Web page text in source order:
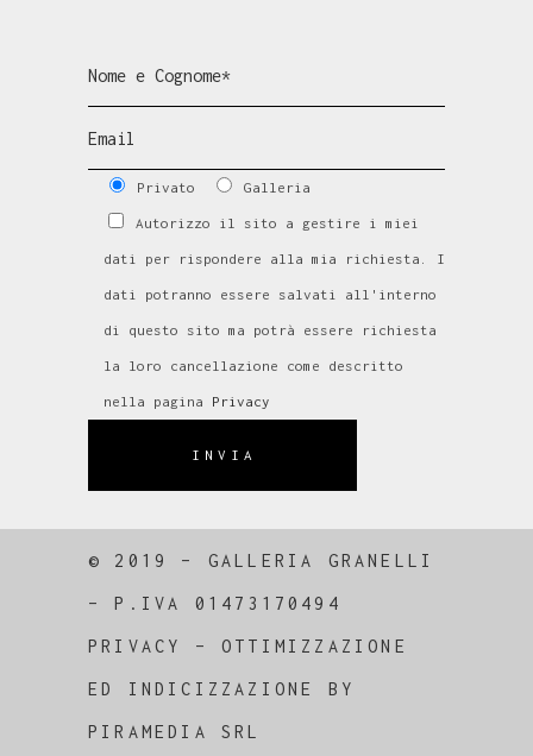
Privato Galleria
Autorizzo il sito a gestire i miei
dati per rispondere alla mia richiesta. I
dati potranno essere salvati all'interno
di questo sito ma potrà essere richiesta
la loro cancellazione come descritto
nella pagina Privacy
INVIA
© 2019 – GALLERIA GRANELLI
–P.IVA 01473170494
PRIVACY –OTTIMIZZAZIONE
ED INDICIZZAZIONE BY
PIRAMEDIA SRL